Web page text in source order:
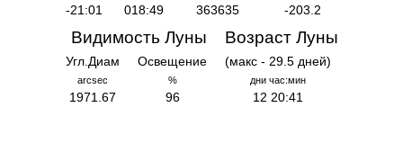
-21:01 018:49 363635 -203.2
Видимость Луны
Угл.Диам
arcsec
1971.67
Освещение
%
96
Возраст Луны
(макс - 29.5 дней)
дни час:мин
12 20:41